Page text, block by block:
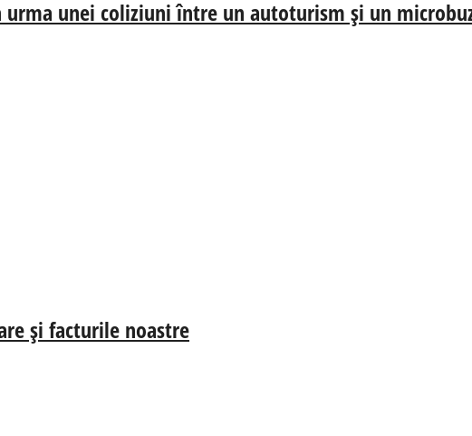
unei coliziuni între un autoturism și un
și facturile noastre